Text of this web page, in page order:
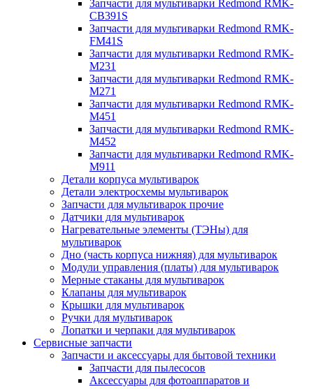
Запчасти для мультиварки Redmond RMK-
CB391S
Запчасти для мультиварки Redmond RMK-
FM41S
Запчасти для мультиварки Redmond RMK-
M231
Запчасти для мультиварки Redmond RMK-
M271
Запчасти для мультиварки Redmond RMK-
M451
Запчасти для мультиварки Redmond RMK-
M452
Запчасти для мультиварки Redmond RMK-
M911
Детали корпуса мультиварок
Детали электросхемы мультиварок
Запчасти для мультиварок прочие
Датчики для мультиварок
Нагревательные элементы (ТЭНы) для
мультиварок
Дно (часть корпуса нижняя) для мультиварок
Модули управления (платы) для мультиварок
Мерные стаканы для мультиварок
Клапаны для мультиварок
Крышки для мультиварок
Ручки для мультиварок
Лопатки и черпаки для мультиварок
Сервисные запчасти
Запчасти и аксессуары для бытовой техники
Запчасти для пылесосов
Аксессуары для фотоаппаратов и